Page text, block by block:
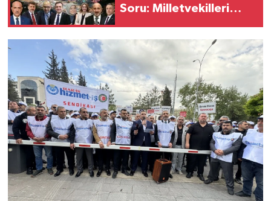
Soru: Milletvekilleri